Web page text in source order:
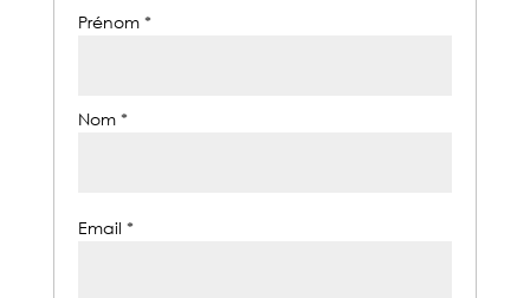
Prénom *
Nom *
Email *